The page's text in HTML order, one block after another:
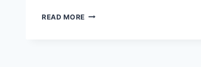
READ MORE سورة